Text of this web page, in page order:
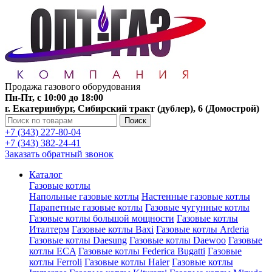
Продажа газового оборудования
Пн-Пт, с 10:00 до 18:00
г. Екатеринбург, Сибирский тракт (дублер), 6 (Домострой)
Поиск
+7 (343) 227-80-04
+7 (343) 382-24-41
Заказать обратный звонок
Каталог
Газовые котлы
Напольные газовые котлы Настенные газовые котлы
Парапетные газовые котлы Газовые чугунные котлы
Газовые котлы большой мощности Газовые котлы
Италтерм Газовые котлы Baxi Газовые котлы Arderia
Газовые котлы Daesung Газовые котлы Daewoo Газовые
котлы ECA Газовые котлы Federica Bugatti Газовые
котлы Ferroli Газовые котлы Haier Газовые котлы